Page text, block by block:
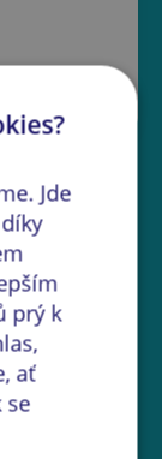
otevírá
V
prototyp
od 18
noční
Jde
prý k
ať
se